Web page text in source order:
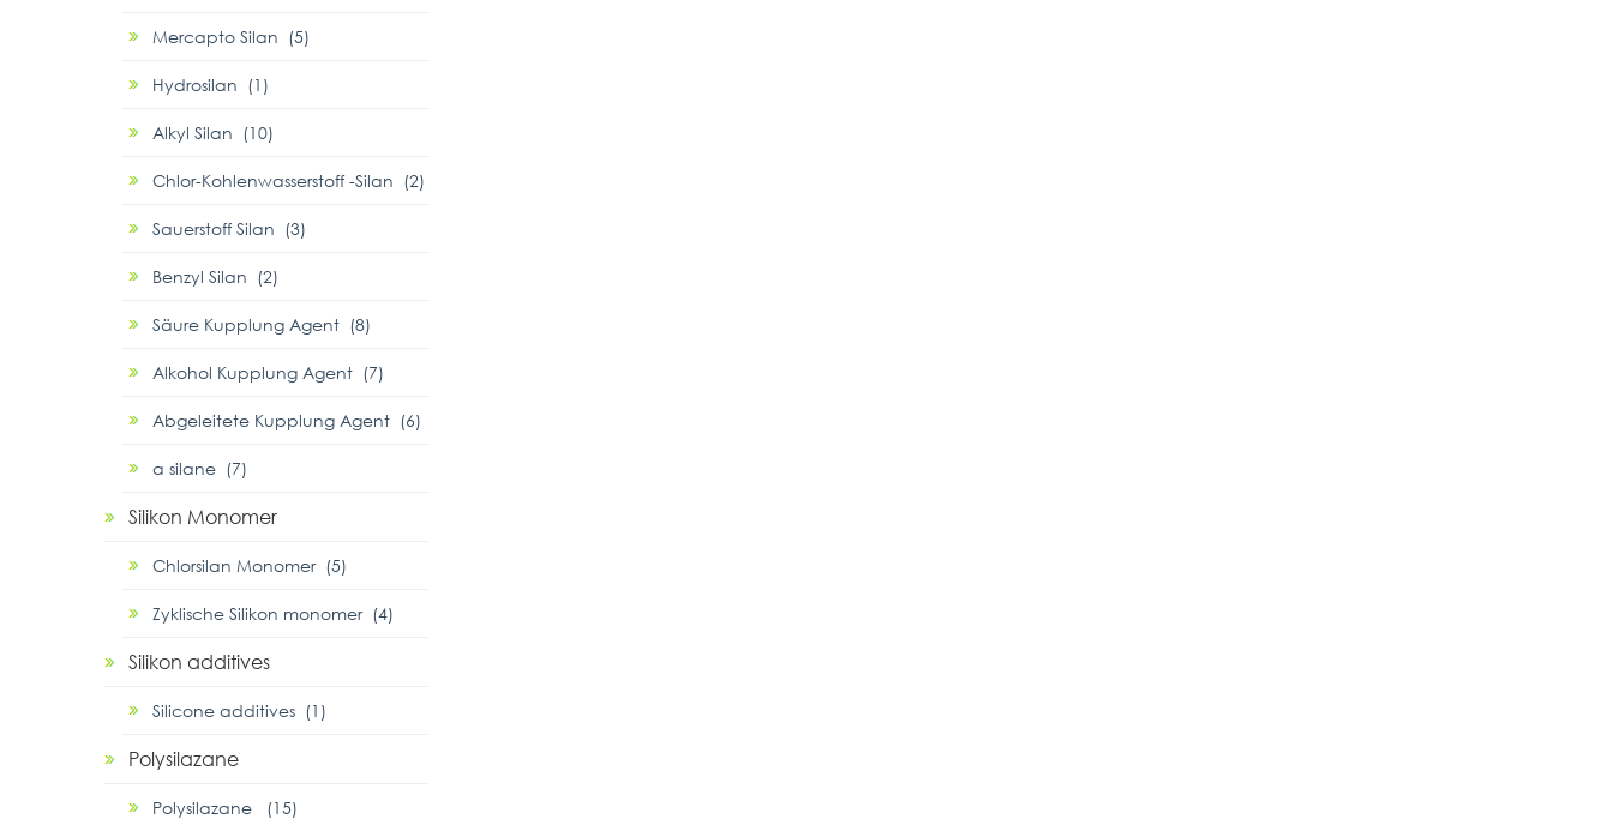
Mercapto Silan (5)
Hydrosilan (1)
Alkyl Silan (10)
Chlor-Kohlenwasserstoff -Silan (2)
Sauerstoff Silan (3)
Benzyl Silan (2)
Säure Kupplung Agent (8)
Alkohol Kupplung Agent (7)
Abgeleitete Kupplung Agent (6)
α silane (7)
Silikon Monomer
Chlorsilan Monomer (5)
Zyklische Silikon monomer (4)
Silikon additives
Silicone additives (1)
Polysilazane
Polysilazane (15)